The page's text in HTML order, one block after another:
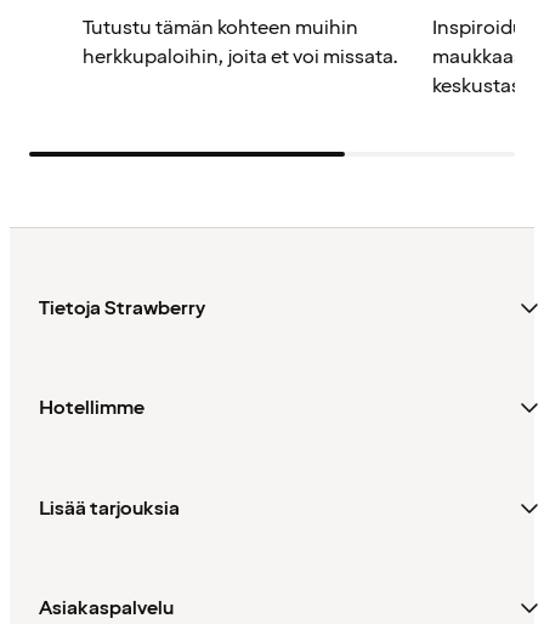
Tutustu tämän kohteen muihin
herkkupaloihin, joita et voi missata.
Inspiroidu
Tietoja Strawberry
Hotellimme
Lisää tarjouksia
Asiakaspalvelu